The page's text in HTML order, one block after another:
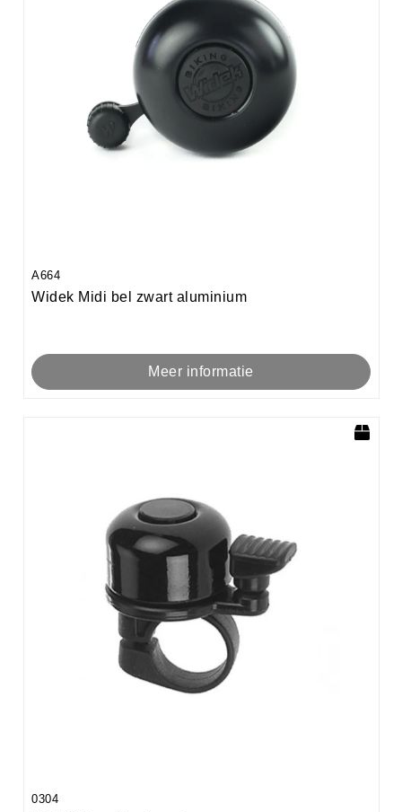
A664
Widek Midi bel zwart aluminium
Meer informatie
0304